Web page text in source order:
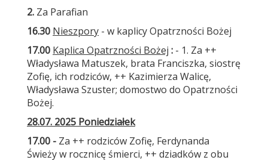
2. Za Parafian
16.30 Nieszpory - w kaplicy Opatrzności Bożej
17.00 Kaplica Opatrzności Bożej : - 1. Za ++
Władysława Matuszek, brata Franciszka, siostrę
Zofię, ich rodziców, ++ Kazimierza Walicę,
Władysława Szuster; domostwo do Opatrzności
Bożej.
28.07. 2025 Poniedziałek
17.00 - Za ++ rodziców Zofię, Ferdynanda
Świeży w rocznicę śmierci, ++ dziadków z obu